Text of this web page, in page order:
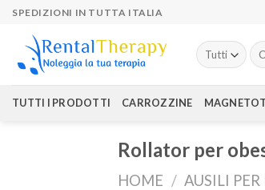
Skip
content
SPEDIZIONI IN TUTTA ITALIA
TUTTI I PRODOTTI CARROZZINE
Rollator per
HOME / AUSILI